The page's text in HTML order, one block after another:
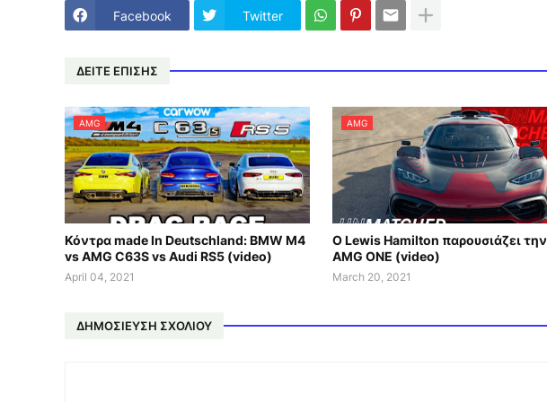
Facebook Twitter
ΔΕΙΤΕ ΕΠΙΣΗΣ
AMG
Κόντρα made In Deutschland: BMW M4
vs AMG C63S vs Audi RS5 (video)
April 04, 2021
AMG
Ο Lewis Hamilton παρουσιάζει την
AMG ONE (video)
March 20, 2021
ΔΗΜΟΣΊΕΥΣΗ ΣΧΟΛΊΟΥ